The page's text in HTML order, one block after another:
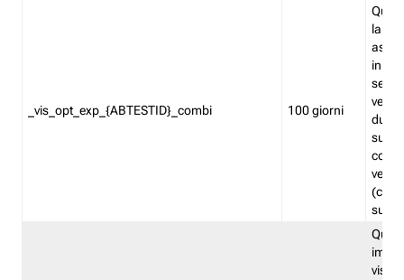
_vis_opt_exp_{ABTESTID}_combi 100 giorni
la
in